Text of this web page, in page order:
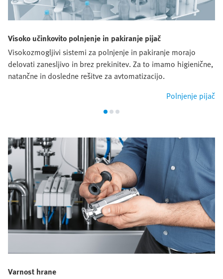
Visoko učinkovito polnjenje in pakiranje pijač
Visokozmogljivi sistemi za polnjenje in pakiranje morajo
delovati zanesljivo in brez prekinitev. Za to imamo higienične,
natančne in dosledne rešitve za avtomatizacijo.
Polnjenje pijač
Varnost hrane